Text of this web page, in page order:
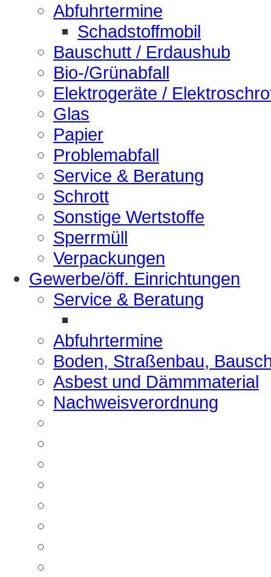
Abfuhrtermine
Schadstoffmobil
Bauschutt / Erdaushub
Bio-/Grünabfall
Elektrogeräte /
Glas
Papier
Problemabfall
Service & Beratung
Schrott
Sonstige Wertstoffe
Sperrmüll
Verpackungen
Gewerbe/öff. Einrichtungen
Service & Beratung
Abfuhrtermine
Boden, Straßenbau,
Asbest und Dämmmaterial
Nachweisverordnung